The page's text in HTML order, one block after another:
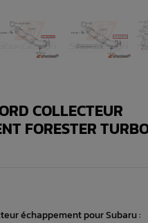
COLLECTEUR
FORESTER
échappement pour Subaru :